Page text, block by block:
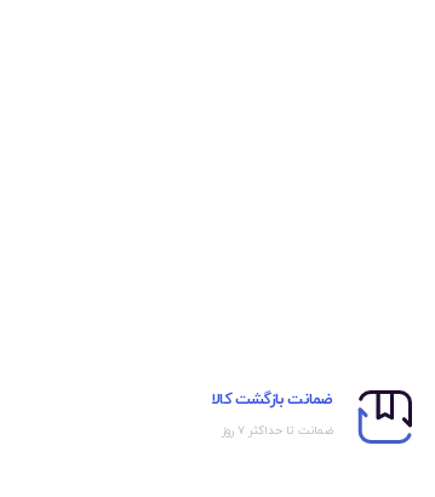
ضمانت بازگشت کالا
ضمانت تا حداکثر ۷ روز